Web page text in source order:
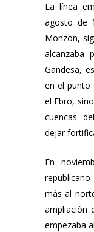
La línea
agosto de
Monzón,
alcanzaba
Gandesa,
en el punto
el Ebro,
cuencas
dejar
En
más al
ampliación
empezaba